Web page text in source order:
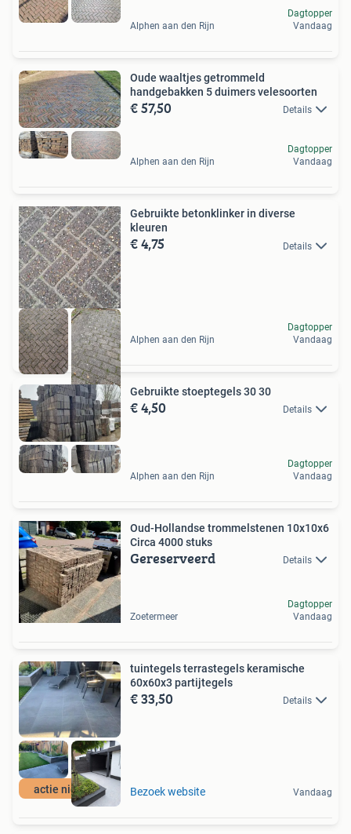
Alphen aan den Rijn
Dagtopper
Vandaag
Oude waaltjes getrommeld
handgebakken 5 duimers velesoorten
€ 57,50 Details
Alphen aan den Rijn
Dagtopper
Vandaag
Gebruikte betonklinker in diverse
kleuren
€ 4,75 Details
Alphen aan den Rijn
Dagtopper
Vandaag
Gebruikte stoeptegels 30 30
€ 4,50 Details
Alphen aan den Rijn
Dagtopper
Vandaag
Oud-Hollandse trommelstenen 10x10x6
Circa 4000 stuks
Gereserveerd Details
Zoetermeer
Dagtopper
Vandaag
actie niet duur
tuintegels terrastegels keramische
60x60x3 partijtegels
€ 33,50 Details
Bezoek website Vandaag